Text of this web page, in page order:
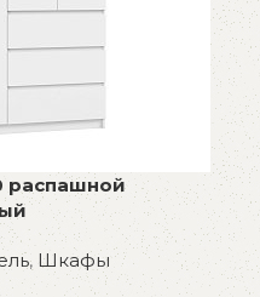
распашной
, Шкафы